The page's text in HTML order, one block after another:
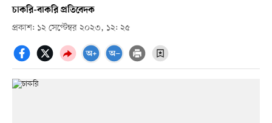
চাকরি-বাকরি প্রতিবেদক
প্রকাশ: ১২ সেপ্টেম্বর ২০২৩, ১২: ২৫